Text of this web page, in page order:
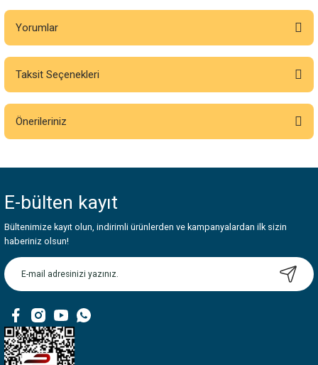
Yorumlar
Bu ürüne ilk yorumu siz yapın!
Taksit Seçenekleri
Önerileriniz
Görüş ve önerileriniz için teşekkür ederiz.
Ürün resmi kalitesiz, bozuk veya görüntülenemiyor.
Ürün açıklamasında eksik bilgiler bulunuyor.
Ürün bilgilerinde hatalar bulunuyor.
Bu ürüne benzer farklı alternatifler olmalı.
E-bülten kayıt
Bültenimize kayıt olun, indirimli ürünlerden ve kampanyalardan ilk sizin
haberiniz olsun!